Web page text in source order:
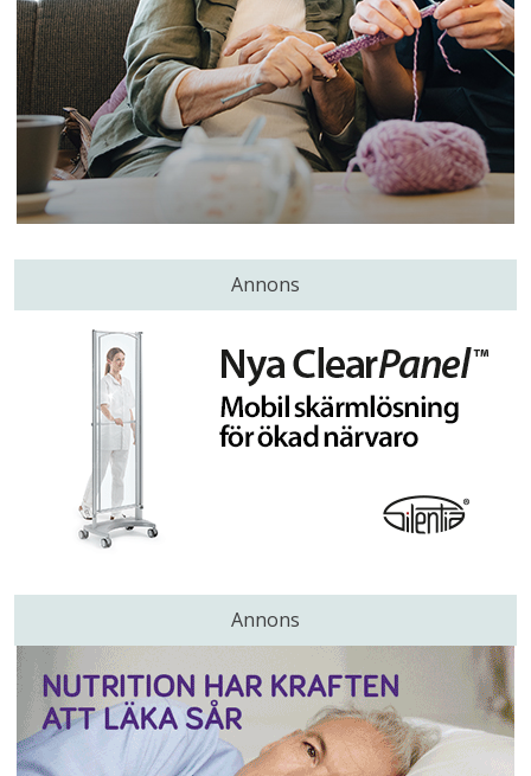
Annons
Annons